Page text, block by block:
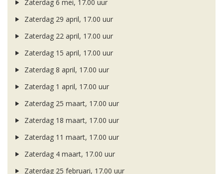
Zaterdag 6 mei, 17.00 uur
Zaterdag 29 april, 17.00 uur
Zaterdag 22 april, 17.00 uur
Zaterdag 15 april, 17.00 uur
Zaterdag 8 april, 17.00 uur
Zaterdag 1 april, 17.00 uur
Zaterdag 25 maart, 17.00 uur
Zaterdag 18 maart, 17.00 uur
Zaterdag 11 maart, 17.00 uur
Zaterdag 4 maart, 17.00 uur
Zaterdag 25 februari, 17.00 uur